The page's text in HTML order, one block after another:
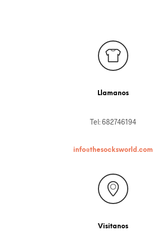
Llamanos
Tel: 682746194
info@thesocksworld.com
Visitanos